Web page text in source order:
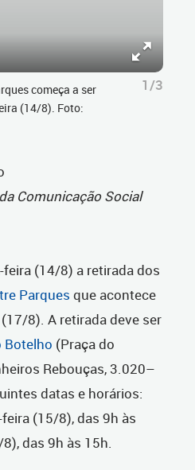
começa a ser
(14/8). Foto:
1/3
Comunicação Social
(14/8) a retirada dos
Parques que acontece
8). A retirada deve ser
Botelho (Praça do
Rebouças, 3.020–
datas e horários:
(15/8), das 9h às
das 9h às 15h.